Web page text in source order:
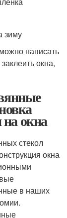
зиму
написать
окна,
окна
стекол
окна
в наших